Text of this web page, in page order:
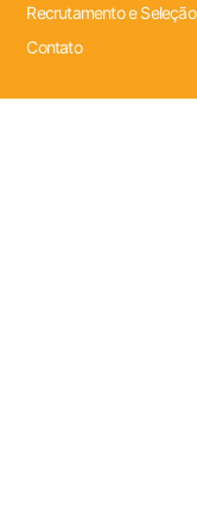
Recrutamento e Seleção
Contato